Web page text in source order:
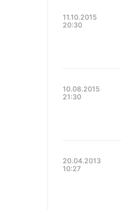
11.10.2015
20:30
10.08.2015
21:30
20.04.2013
10:27